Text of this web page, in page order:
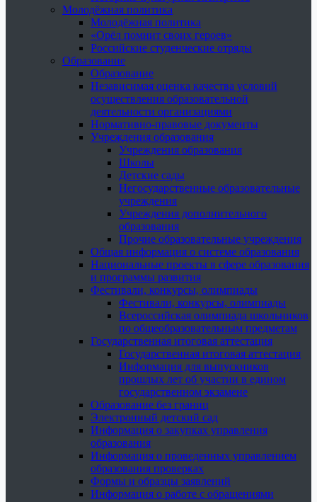
Молодёжная политика
Молодёжная политика
«Орёл помнит своих героев»
Российские студенческие отряды
Образование
Образование
Независимая оценка качества условий
осуществления образовательной
деятельности организациями
Нормативно-правовые документы
Учреждения образования
Учреждения образования
Школы
Детские сады
Негосударственные образовательные
учреждения
Учреждения дополнительного
образования
Прочие образовательные учреждения
Общая информация о системе образования
Национальные проекты в сфере образования
и программы развития
Фестивали, конкурсы, олимпиады
Фестивали, конкурсы, олимпиады
Всероссийская олимпиада школьников
по общеобразовательным предметам
Государственная итоговая аттестация
Государственная итоговая аттестация
Информация для выпускников
прошлых лет об участии в едином
государственном экзамене
Образование без границ
Электронный детский сад
Информация о закупках управления
образования
Информация о проведенных управлением
образования проверках
Формы и образцы заявлений
Информация о работе с обращениями